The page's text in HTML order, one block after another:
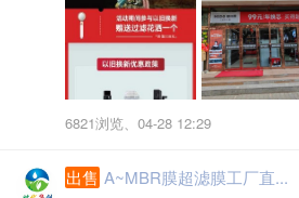
6821浏览、 04-28 12:29
出售 A~MBR膜超滤膜工厂直...